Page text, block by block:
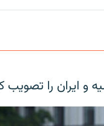
و ایران را تصویب